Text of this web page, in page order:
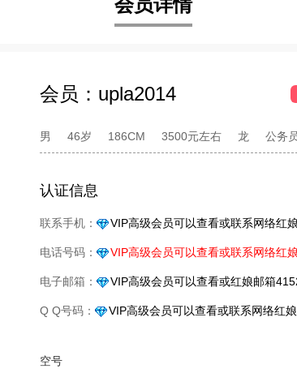
会员详情
会员： upla2014
男 46岁 186CM 3500元左右 龙 公务
认证信息
联系手机： VIP高级会员可以查看或联系网络红
电话号码： VIP高级会员可以查看或联系网络红
电子邮箱： VIP高级会员可以查看或红娘邮箱
Q Q号码： VIP高级会员可以查看或联系网络红
空号